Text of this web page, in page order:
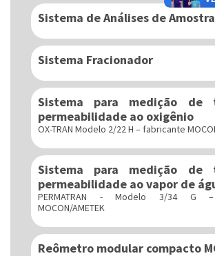
Sistema de Análises de
Sistema Fracionador
Sistema para medição de
permeabilidade ao oxigênio
OX-TRAN Modelo 2/22 H – fabricante
Sistema para medição de
permeabilidade ao vapor de
PERMATRAN - Modelo 3/34 G –
MOCON/AMETEK
Reômetro modular compacto